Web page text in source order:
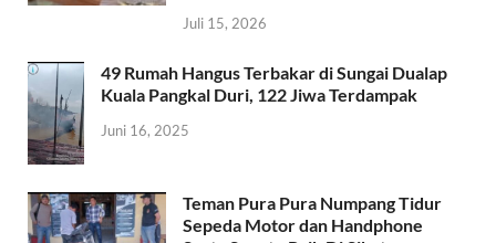
Juli 15, 2026
49 Rumah Hangus Terbakar di Sungai Dualap
Kuala Pangkal Duri, 122 Jiwa Terdampak
Juni 16, 2025
Teman Pura Pura Numpang Tidur
Sepeda Motor dan Handphone